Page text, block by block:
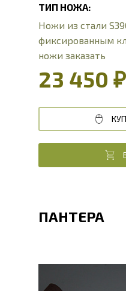
ТИП НОЖА:
Ножи из стали
фиксированным
ножи заказать
23 450 ₽
ПАНТЕРА